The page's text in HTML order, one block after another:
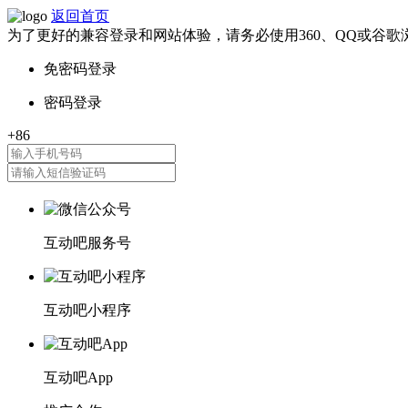
返回首页
为了更好的兼容登录和网站体验，请务必使用360、QQ或谷歌
互动吧服务号
互动吧小程序
互动吧App